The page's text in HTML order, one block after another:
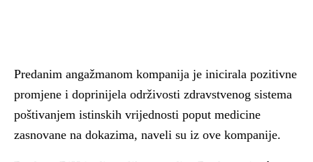
Predanim angažmanom kompanija je inicirala pozitivne
promjene i doprinijela održivosti zdravstvenog sistema
poštivanjem istinskih vrijednosti poput medicine
zasnovane na dokazima, naveli su iz ove kompanije.